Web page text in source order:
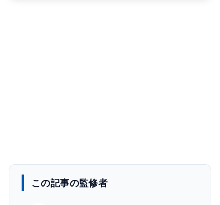
この記事の監修者